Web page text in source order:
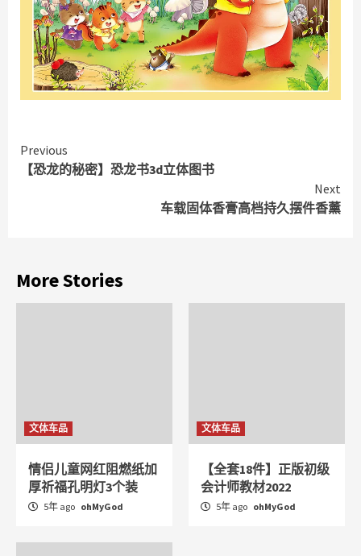
Continue
Reading
Previous
【恐龙的秘密】恐龙书3d立体图书
Next
车载固体香膏高档持久摆件香薰
More Stories
文体车品
情侣儿童网红阻燃纸加
厚祈福孔明灯3个装
5年 ago ohMyGod
文体车品
【全套18件】正版初级
会计师教材2022
5年 ago ohMyGod